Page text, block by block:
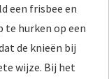
een frisbee en
hurken op een
de knieën bij
wijze. Bij het